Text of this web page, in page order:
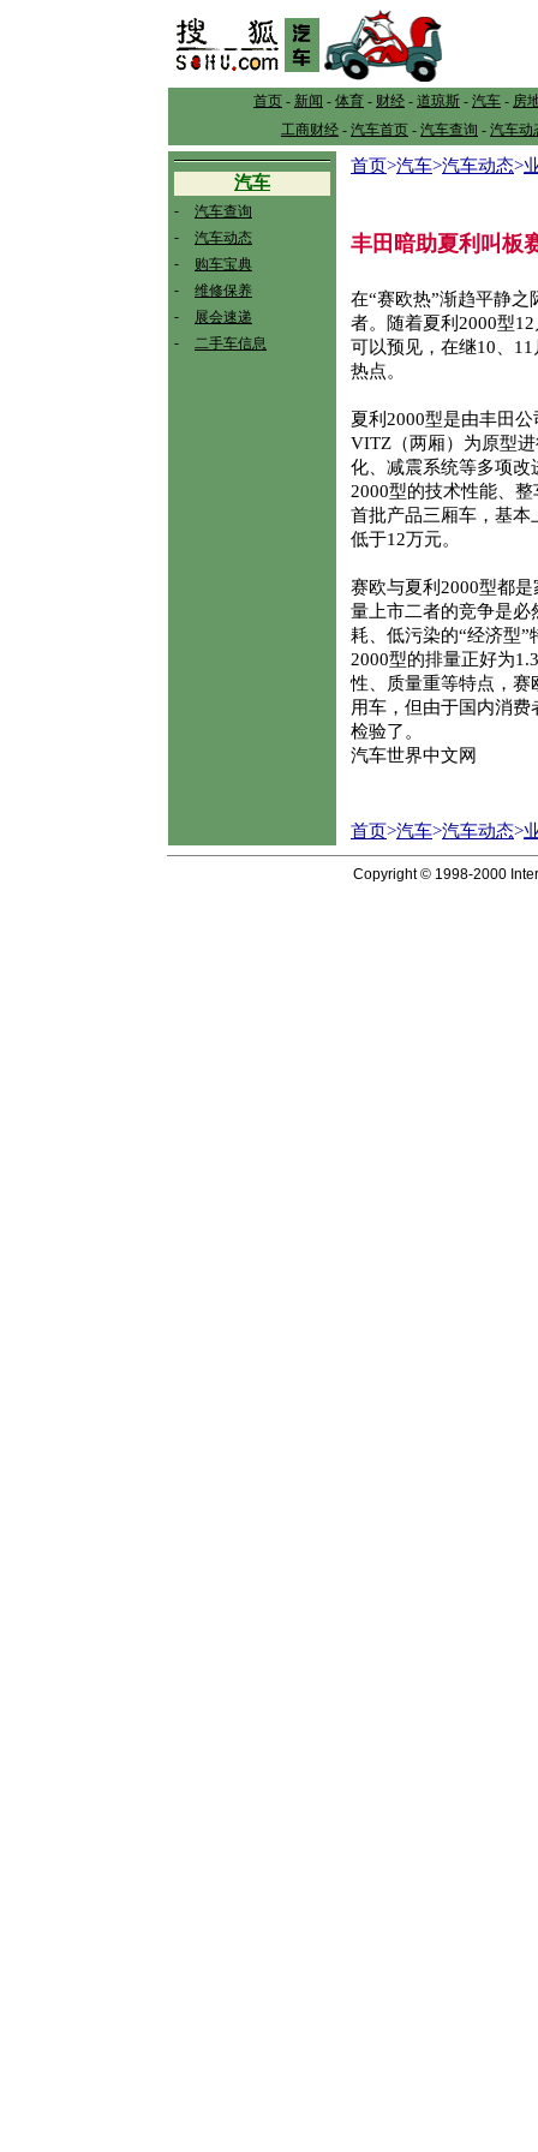
首页 - 新闻 - 体育 - 财经 - 道琼斯 - 汽车 - 房
工商财经 - 汽车首页 - 汽车查询 - 汽车动
汽车
-
汽车查询
-
汽车动态
-
购车宝典
-
维修保养
-
展会速递
-
二手车信息
首页>汽车>汽车动态>
丰田暗助夏利叫板
在“赛欧热”渐趋平静
者。随着夏利2000型
可以预见，在继10、
热点。
夏利2000型是由丰田
VITZ（两厢）为原型
化、减震系统等多项改
2000型的技术性能、
首批产品三厢车，基本
低于12万元。
赛欧与夏利2000型都
量上市二者的竞争是必
耗、低污染的“经济型
2000型的排量正好为
性、质量重等特点，赛
用车，但由于国内消
检验了。
汽车世界中文网
首页>汽车>汽车动态>
Copyright © 1998-2000